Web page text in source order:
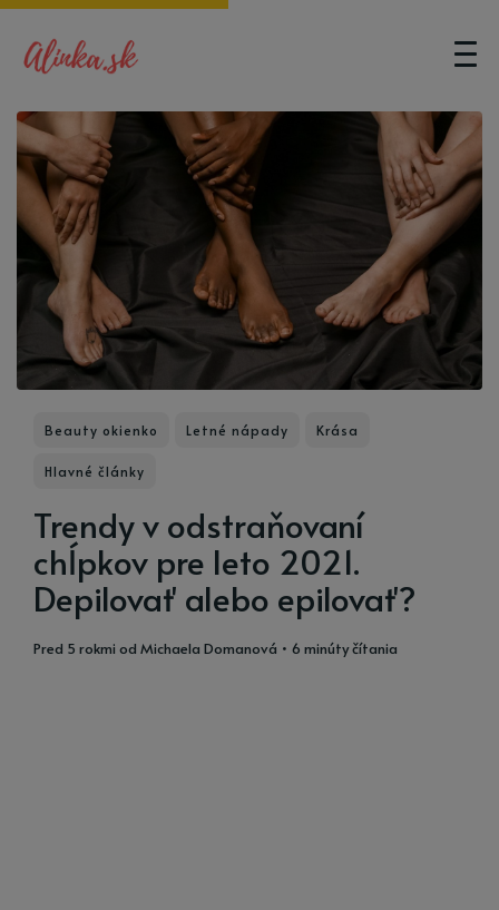
Beauty okienko Letné nápady Krása
Hlavné články
Trendy v odstraňovaní
chĺpkov pre leto 2021.
Depilovať alebo epilovať?
pred 5 rokmi od Michaela Domanová • 6 minúty čítania